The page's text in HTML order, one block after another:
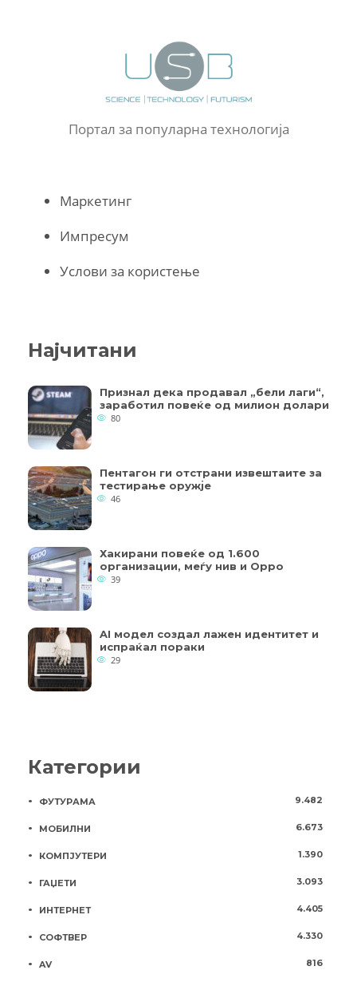
Портал за популарна технологија
Маркетинг
Импресум
Услови за користење
Најчитани
Признал дека продавал „бели лаги“,
заработил повеќе од милион долари
80
Пентагон ги отстрани извештаите за
тестирање оружје
46
Хакирани повеќе од 1.600
организации, меѓу нив и Oppo
39
AI модел создал лажен идентитет и
испраќал пораки
29
Категории
ФУТУРАМА 9.482
МОБИЛНИ 6.673
КОМПЈУТЕРИ 1.390
ГАЏЕТИ 3.093
ИНТЕРНЕТ 4.405
СОФТВЕР 4.330
AV 816